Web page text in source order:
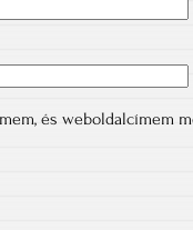
és weboldalcímem